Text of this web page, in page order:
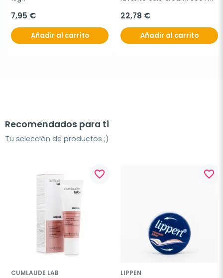
7,95 €
Añadir al carrito
22,78 €
Añadir al carrito
Recomendados para ti
Tu selección de productos ;)
favorite_border
CUMLAUDE LAB
favorite_border
LIPPEN